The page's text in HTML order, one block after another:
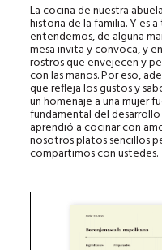
La cocina de nuestra
historia de la familia. Y es
entendemos, de alguna
mesa invita y convoca, y
rostros que envejecen y
con las manos. Por eso,
que refleja los gustos y
un homenaje a una mujer
fundamental del
aprendió a cocinar con
nosotros platos sencillos
compartimos con ustedes.